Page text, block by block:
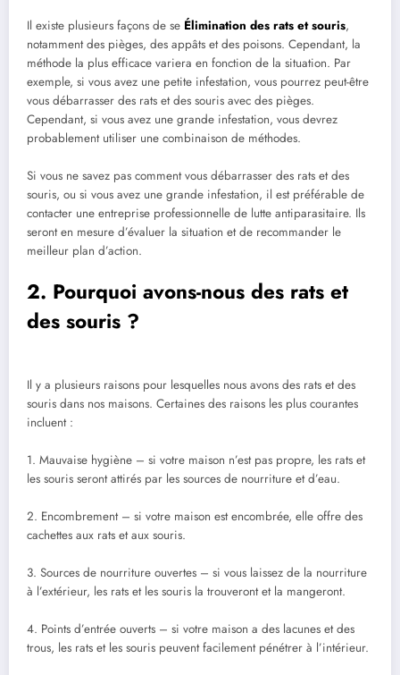
Il existe plusieurs façons de se Élimination des rats et souris,
notamment des pièges, des appâts et des poisons. Cependant, la
méthode la plus efficace variera en fonction de la situation. Par
exemple, si vous avez une petite infestation, vous pourrez peut-être
vous débarrasser des rats et des souris avec des pièges.
Cependant, si vous avez une grande infestation, vous devrez
probablement utiliser une combinaison de méthodes.
Si vous ne savez pas comment vous débarrasser des rats et des
souris, ou si vous avez une grande infestation, il est préférable de
contacter une entreprise professionnelle de lutte antiparasitaire. Ils
seront en mesure d’évaluer la situation et de recommander le
meilleur plan d’action.
2. Pourquoi avons-nous des rats et
des souris ?
Il y a plusieurs raisons pour lesquelles nous avons des rats et des
souris dans nos maisons. Certaines des raisons les plus courantes
incluent :
1. Mauvaise hygiène – si votre maison n’est pas propre, les rats et
les souris seront attirés par les sources de nourriture et d’eau.
2. Encombrement – si votre maison est encombrée, elle offre des
cachettes aux rats et aux souris.
3. Sources de nourriture ouvertes – si vous laissez de la nourriture
à l’extérieur, les rats et les souris la trouveront et la mangeront.
4. Points d’entrée ouverts – si votre maison a des lacunes et des
trous, les rats et les souris peuvent facilement pénétrer à l’intérieur.